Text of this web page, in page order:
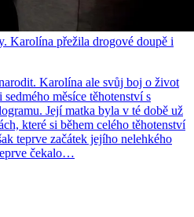
Karolína přežila drogové doupě i
Karolína ale svůj boj o život
měsíce těhotenství s
Její matka byla v té době už
které si během celého těhotenství
teprve začátek jejího nelehkého
čekalo…